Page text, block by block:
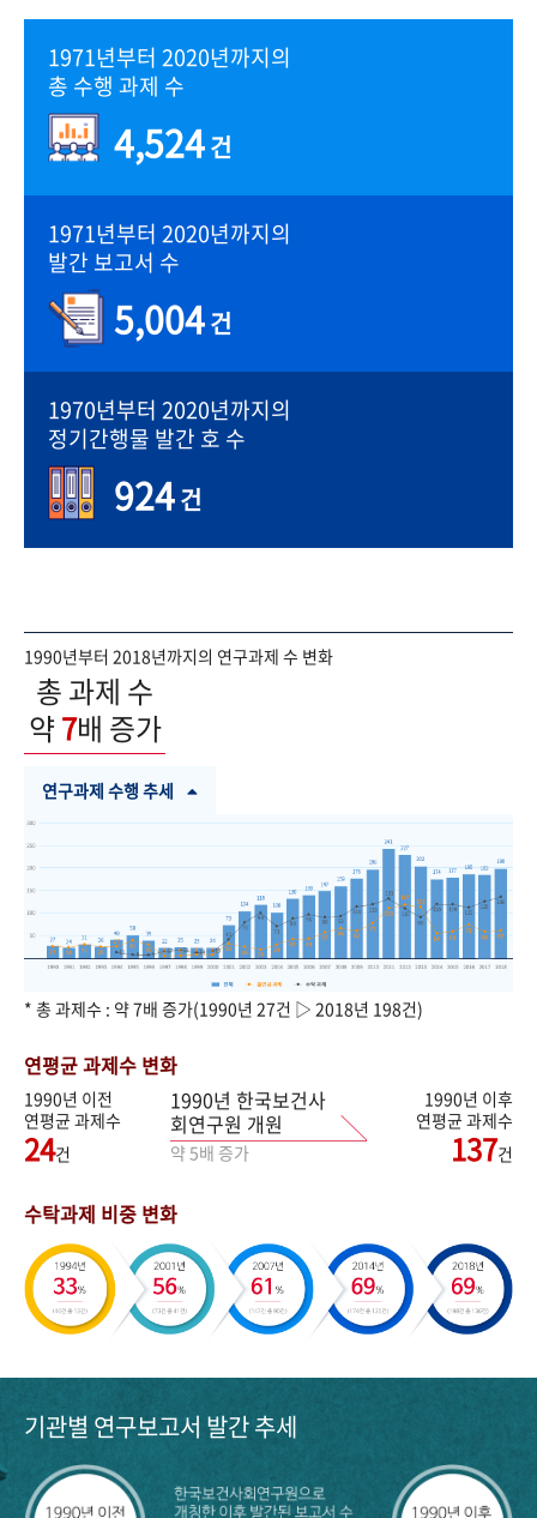
1971년부터 2020년까지의
총 수행 과제 수
4,524건
1971년부터 2020년까지의
발간 보고서 수
5,004건
1970년부터 2020년까지의
정기간행물 발간 호 수
924건
1990년부터 2018년까지의 연구과제 수 변화
총 과제 수
약7배 증가
연구과제 수행 추세
* 총 과제수 : 약 7배 증가(1990년 27건 ▷ 2018년 198건)
연평균 과제수 변화
1990년 이전
연평균 과제수
24건
1990년 한국보건사
회연구원 개원
약 5배 증가
1990년 이후
연평균 과제수
137건
수탁과제 비중 변화
기관별 연구보고서 발간 추세